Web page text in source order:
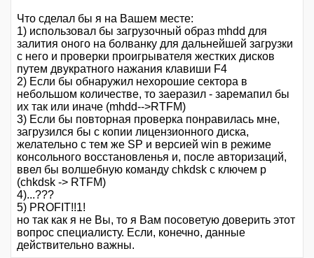
Что сделал бы я на Вашем месте:
1) использовал бы загрузочный образ mhdd для
залития оного на болванку для дальнейшей загрузки
с него и проверки проигрывателя жестких дисков
путем двукратного нажания клавиши F4
2) Если бы обнаружил нехорошие сектора в
небольшом количестве, то заеразил - заремапил бы
их так или иначе (mhdd-->RTFM)
3) Если бы повторная проверка понравилась мне,
загрузился бы с копии лицензионного диска,
желательно с тем же SP и версией win в режиме
консольного восстановленья и, после авторизаций,
ввел бы волшебную команду chkdsk с ключем p
(chkdsk -> RTFM)
4)...???
5) PROFIT!!1!
но так как я не Вы, то я Вам посоветую доверить этот
вопрос специалисту. Если, конечно, данные
действительно важны.